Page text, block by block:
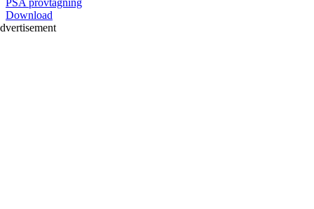
PSA provtagning
Download